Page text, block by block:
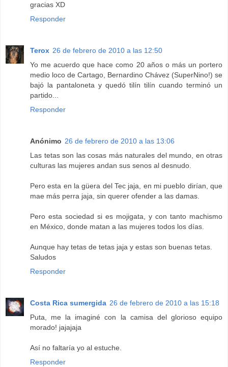
gracias XD
Responder
Terox 26 de febrero de 2010 a las 12:50
Yo me acuerdo que hace como 20 años o más un portero
medio loco de Cartago, Bernardino Chávez (SuperNino!) se
bajó la pantaloneta y quedó tilín tilín cuando terminó un
partido...
Responder
Anónimo 26 de febrero de 2010 a las 13:06
Las tetas son las cosas más naturales del mundo, en otras
culturas las mujeres andan sus senos al desnudo.
Pero esta en la güera del Tec jaja, en mi pueblo dirían, que
mae más perra jaja, sin querer ofender a las damas.
Pero esta sociedad si es mojigata, y con tanto machismo
en México, donde matan a las mujeres todos los días.
Aunque hay tetas de tetas jaja y estas son buenas tetas.
Saludos
Responder
Costa Rica sumergida 26 de febrero de 2010 a las 15:18
Puta, me la imaginé con la camisa del glorioso equipo
morado! jajajaja
Así no faltaría yo al estuche.
Responder